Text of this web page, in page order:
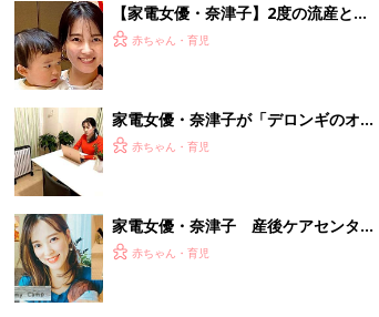
【家電女優・奈津子】2度の流産と不
育症を経ての出産を振り返り。2歳児
赤ちゃん・育児
家電女優・奈津子が「デロンギのオイ
ルレスヒーター」&「省エネ小型ヒー
赤ちゃん・育児
家電女優・奈津子 産後ケアセンター
「マミーキャンプ 」に宿泊。自腹体
赤ちゃん・育児